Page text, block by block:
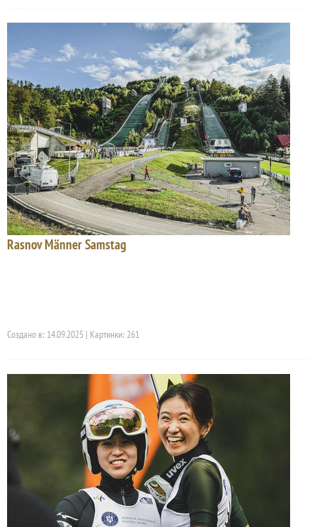
Rasnov Männer Samstag
Создано в: 14.09.2025 | Картинки: 261